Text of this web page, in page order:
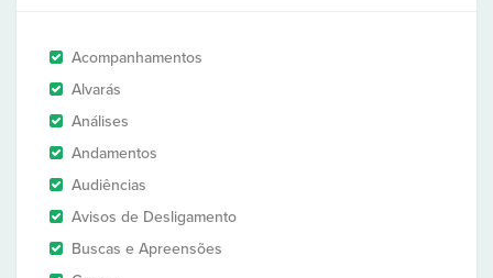
Acompanhamentos
Alvarás
Análises
Andamentos
Audiências
Avisos de Desligamento
Buscas e Apreensões